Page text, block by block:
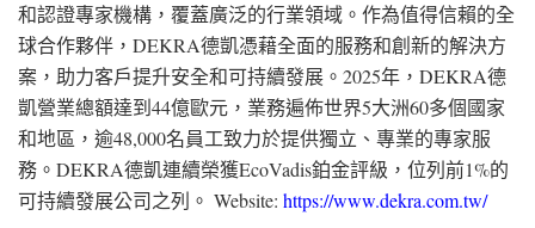
和認證專家機構，覆蓋廣泛的行業領域。作為值得信賴的全
球合作夥伴，DEKRA德凱憑藉全面的服務和創新的解決方
案，助力客戶提升安全和可持續發展。2025年，DEKRA德
凱營業總額達到44億歐元，業務遍佈世界5大洲60多個國家
和地區，逾48,000名員工致力於提供獨立、專業的專家服
務。DEKRA德凱連續榮獲EcoVadis鉑金評級，位列前1%的
可持續發展公司之列。 Website: https://www.dekra.com.tw/